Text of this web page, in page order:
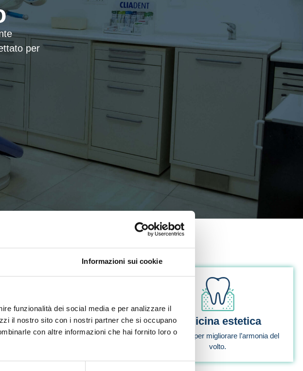
Informazioni sui cookie
funzionalità dei social media e per analizzare il
il nostro sito con i nostri partner che si occupano
con altre informazioni che hai fornito loro o
per
Implantologia
di denti mancanti tramite
Medicina estetica
Trattamenti per migliorare l’armonia del
volto.